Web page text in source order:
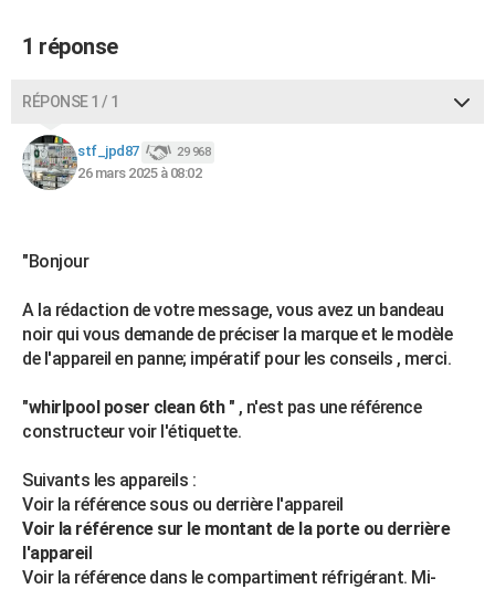
COPAINS D'AVANT
S'inscrire
Se connecter
Lycées
Collèges
Primaires
Universités
Entreprises
Service militaire
Avis de recherche
AVIS DE DÉCÈS
FORUM
Bricolage
Lifestyle
Culture
Sport
Auto
Television
Voyage
Cinema
1 réponse
RÉPONSE 1 / 1
stf_jpd87 29 968
26 mars 2025 à 08:02
"Bonjour
A la rédaction de votre message, vous avez un bandeau
noir qui vous demande de préciser la marque et le modèle
de l'appareil en panne; impératif pour les conseils , merci.
"whirlpool poser clean 6th " , n'est pas une référence
constructeur voir l'étiquette.
Suivants les appareils :
Voir la référence sous ou derrière l'appareil
Voir la référence sur le montant de la porte ou derrière
l'appareil
Voir la référence dans le compartiment réfrigérant. Mi-